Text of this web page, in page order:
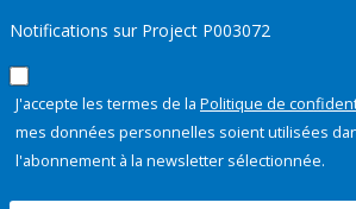
Notifications sur Project P003072
J'accepte les termes de la Politique de
mes données personnelles soient utilisées
l'abonnement à la newsletter sélectionnée.